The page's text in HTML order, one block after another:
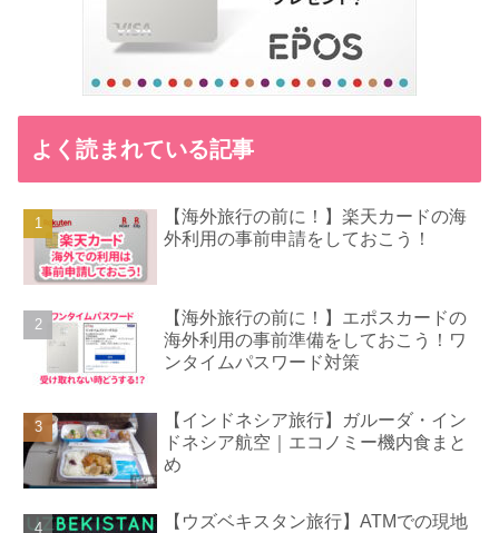
よく読まれている記事
【海外旅行の前に！】楽天カードの海
外利用の事前申請をしておこう！
【海外旅行の前に！】エポスカードの
海外利用の事前準備をしておこう！ワ
ンタイムパスワード対策
【インドネシア旅行】ガルーダ・イン
ドネシア航空｜エコノミー機内食まと
め
【ウズベキスタン旅行】ATMでの現地